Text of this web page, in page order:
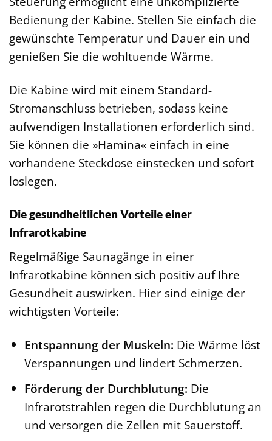
Bedienung der Kabine. Stellen Sie einfach die
gewünschte Temperatur und Dauer ein und
genießen Sie die wohltuende Wärme.
Die Kabine wird mit einem Standard-
Stromanschluss betrieben, sodass keine
aufwendigen Installationen erforderlich sind.
Sie können die »Hamina« einfach in eine
vorhandene Steckdose einstecken und sofort
loslegen.
Die gesundheitlichen Vorteile einer
Infrarotkabine
Regelmäßige Saunagänge in einer
Infrarotkabine können sich positiv auf Ihre
Gesundheit auswirken. Hier sind einige der
wichtigsten Vorteile:
Entspannung der Muskeln: Die Wärme löst
Verspannungen und lindert Schmerzen.
Förderung der Durchblutung: Die
Infrarotstrahlen regen die Durchblutung an
und versorgen die Zellen mit Sauerstoff.